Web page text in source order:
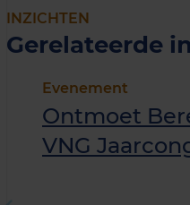
INZICHTEN
Gerelateerde
Evenement
Ontmoet
VNG